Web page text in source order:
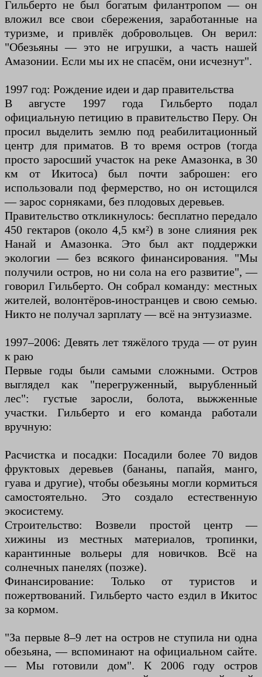
Гильберто не был богатым филантропом — он
вложил все свои сбережения, заработанные на
туризме, и привлёк добровольцев. Он верил:
"Обезьяны — это не игрушки, а часть нашей
Амазонии. Если мы их не спасём, они исчезнут".
1997 год: Рождение идеи и дар правительства
В августе 1997 года Гильберто подал
официальную петицию в правительство Перу. Он
просил выделить землю под реабилитационный
центр для приматов. В то время остров (тогда
просто заросший участок на реке Амазонка, в 30
км от Икитоса) был почти заброшен: его
использовали под фермерство, но он истощился
— зарос сорняками, без плодовых деревьев.
Правительство откликнулось: бесплатно передало
450 гектаров (около 4,5 км²) в зоне слияния рек
Нанай и Амазонка. Это был акт поддержки
экологии — без всякого финансирования. "Мы
получили остров, но ни сола на его развитие", —
говорил Гильберто. Он собрал команду: местных
жителей, волонтёров-иностранцев и свою семью.
Никто не получал зарплату — всё на энтузиазме.
1997–2006: Девять лет тяжёлого труда — от руин
к раю
Первые годы были самыми сложными. Остров
выглядел как "перегруженный, вырубленный
лес": густые заросли, болота, выжженные
участки. Гильберто и его команда работали
вручную:
Расчистка и посадки: Посадили более 70 видов
фруктовых деревьев (бананы, папайя, манго,
гуава и другие), чтобы обезьяны могли кормиться
самостоятельно. Это создало естественную
экосистему.
Строительство: Возвели простой центр —
хижины из местных материалов, тропинки,
карантинные вольеры для новичков. Всё на
солнечных панелях (позже).
Финансирование: Только от туристов и
пожертвований. Гильберто часто ездил в Икитос
за кормом.
"За первые 8–9 лет на остров не ступила ни одна
обезьяна, — вспоминают на официальном сайте.
— Мы готовили дом". К 2006 году остров